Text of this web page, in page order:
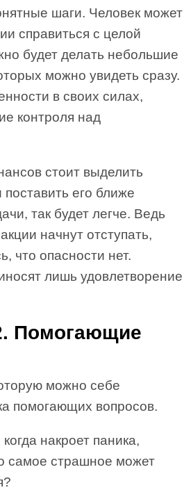
шаги. Человек может
справиться с целой
будет делать небольшие
можно увидеть сразу.
в своих силах,
контроля над
стоит выделить
его ближе
так будет легче. Ведь
начнут отступать,
что опасности нет.
лишь удовлетворение
Помогающие
можно себе
помогающих вопросов.
накроет паника,
самое страшное может